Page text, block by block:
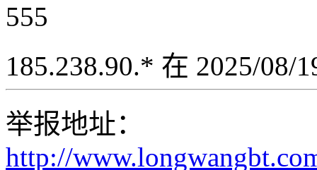
555
185.238.90.* 在 2025/08/
举报地址：
http://